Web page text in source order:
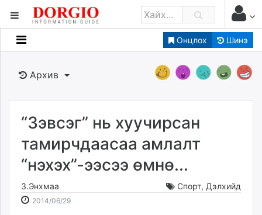
Онцлох Шинэ
Мэдээллийн
Банк санхүү
Бизнес ААН
Төрийн
dorgio.mn
Gogo.mn
caak.mn
Архив
“Зэвсэг” нь хуучирсан
тамирчдаасаа амлалт
“нэхэх”-ээсээ өмнө...
З.Энхмаа Спорт, Дэлхийд
2014/06/292014-
2026-